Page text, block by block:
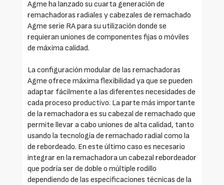
Agme ha lanzado su cuarta generación de
remachadoras radiales y cabezales de remachado
Agme serie RA para su utilización donde se
requieran uniones de componentes fijas o móviles
de máxima calidad.
La configuración modular de las remachadoras
Agme ofrece máxima flexibilidad ya que se pueden
adaptar fácilmente a las diferentes necesidades de
cada proceso productivo. La parte más importante
de la remachadora es su cabezal de remachado que
permite llevar a cabo uniones de alta calidad, tanto
usando la tecnología de remachado radial como la
de rebordeado. En este último caso es necesario
integrar en la remachadora un cabezal rebordeador
que podría ser de doble o múltiple rodillo
dependiendo de las especificaciones técnicas de la